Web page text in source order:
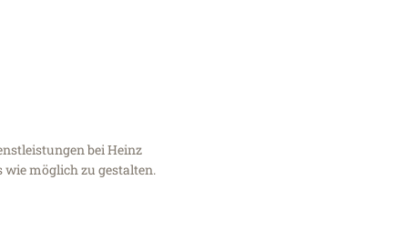
bei Heinz
wie möglich zu gestalten.